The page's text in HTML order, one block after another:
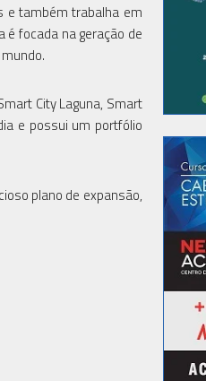
e também trabalha em
focada na geração de
City Laguna, Smart
e possui um portfólio
plano de expansão,